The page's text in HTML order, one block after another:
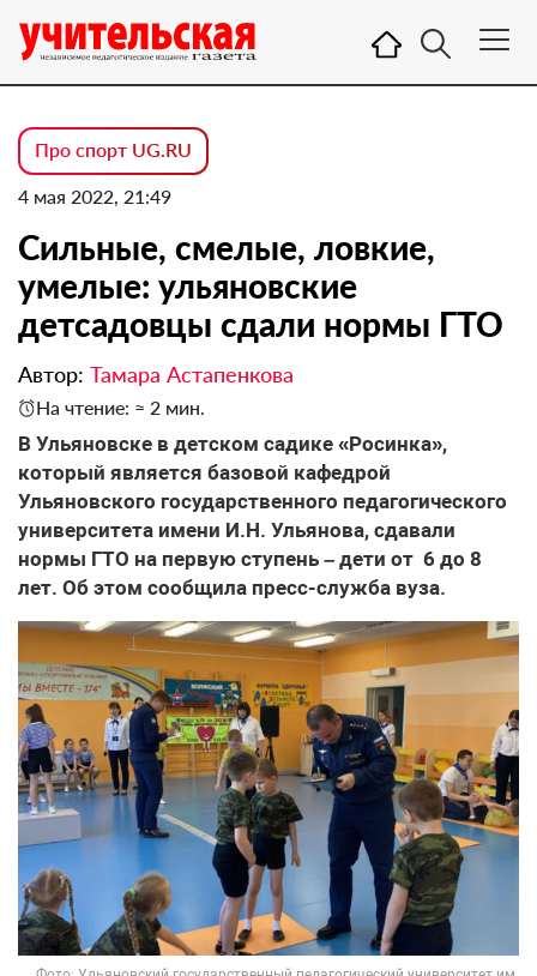
Про спорт UG.RU
4 мая 2022, 21:49
Сильные, смелые, ловкие,
умелые: ульяновские
детсадовцы сдали нормы ГТО
Автор: Тамара Астапенкова
На чтение: ≈ 2 мин.
В Ульяновске в детском садике «Росинка»,
который является базовой кафедрой
Ульяновского государственного педагогического
университета имени И.Н. Ульянова, сдавали
нормы ГТО на первую ступень – дети от 6 до 8
лет. Об этом сообщила пресс-служба вуза.